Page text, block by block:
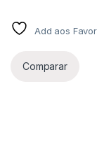
Add aos
Comparar